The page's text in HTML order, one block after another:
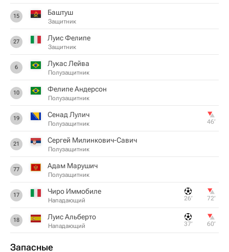
15 Баштуш
Защитник
27 Луис Фелипе
Защитник
6 Лукас Лейва
Полузащитник
10 Фелипе Андерсон
Полузащитник
19 Сенад Лулич
Полузащитник 46‎’‎
21 Сергей Милинкович-Савич
Полузащитник
77 Адам Марушич
Полузащитник
17 Чиро Иммобиле
Нападающий 26‎’‎ 72‎’‎
18 Луис Альберто
Нападающий 37‎’‎ 60‎’‎
Запасные